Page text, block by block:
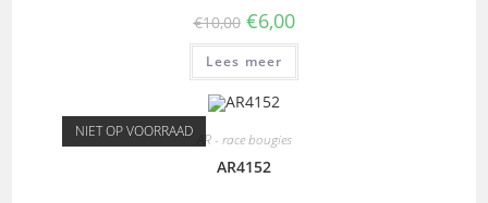
€10,00 €6,00
Lees meer
NIET OP VOORRAAD AR - race bougies
AR4152